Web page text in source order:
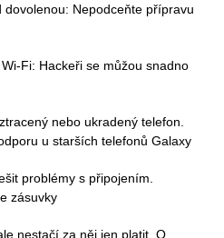
Nepodceňte přípravu
Fi: Hackeři se můžou snadno
nebo ukradený telefon.
u starších telefonů Galaxy
problémy s připojením.
zásuvky
nestačí za něj jen platit. O